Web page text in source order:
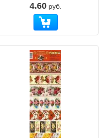
4.60руб.